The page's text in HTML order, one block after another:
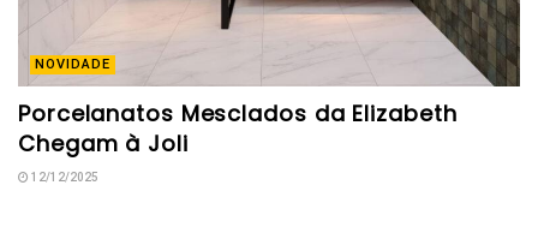
NOVIDADE
Porcelanatos Mesclados da Elizabeth
Chegam à Joli
12/12/2025